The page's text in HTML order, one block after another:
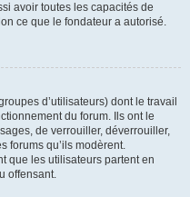
avoir toutes les capacités de
ce que le fondateur a autorisé.
d’utilisateurs) dont le travail
du forum. Ils ont le
de verrouiller, déverrouiller,
forums qu’ils modèrent.
que les utilisateurs partent en
offensant.